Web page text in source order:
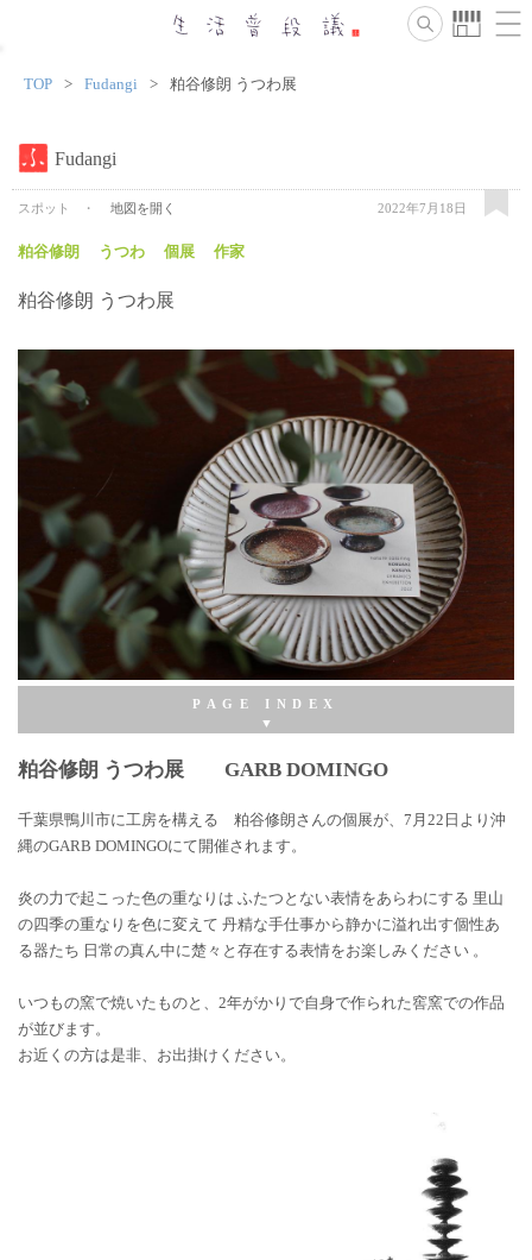
TOP Fudangi 粕谷修朗 うつわ展
Fudangi
スポット 地図を開く 2022年7月18日
粕谷修朗 うつわ 個展 作家
粕谷修朗 うつわ展
粕谷修朗 うつわ展 GARB DOMINGO
千葉県鴨川市に工房を構える 粕谷修朗さんの個展が、7月22日より沖
縄のGARB DOMINGOにて開催されます。
炎の力で起こった色の重なりは ふたつとない表情をあらわにする 里山
の四季の重なりを色に変えて 丹精な手仕事から静かに溢れ出す個性あ
る器たち 日常の真ん中に楚々と存在する表情をお楽しみください 。
いつもの窯で焼いたものと、2年がかりで自身で作られた窖窯での作品
が並びます。
お近くの方は是非、お出掛けください。
粕谷修朗 うつわ展 GARB DOMINGO
粕谷修朗 うつわ展
のご紹介ページです。